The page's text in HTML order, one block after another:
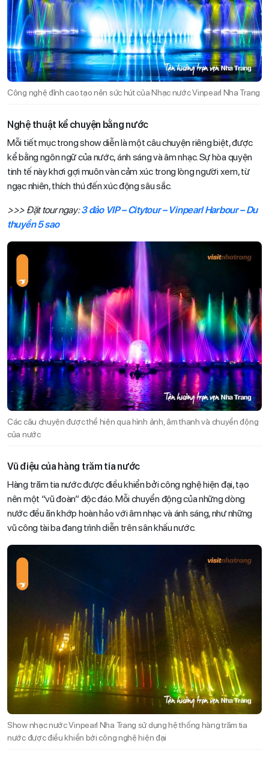
Công nghệ đỉnh cao tạo nên sức hút của Nhạc nước Vinpearl Nha Trang
Nghệ thuật kể chuyện bằng nước
Mỗi tiết mục trong show diễn là một câu chuyện riêng biệt, được
kể bằng ngôn ngữ của nước, ánh sáng và âm nhạc. Sự hòa quyện
tinh tế này khơi gợi muôn vàn cảm xúc trong lòng người xem, từ
ngạc nhiên, thích thú đến xúc động sâu sắc.
>>> Đặt tour ngay:3 đảo VIP – Citytour – Vinpearl Harbour – Du
thuyền 5 sao
Các câu chuyện được thể hiện qua hình ảnh, âm thanh và chuyển động
của nước
Vũ điệu của hàng trăm tia nước
Hàng trăm tia nước được điều khiển bởi công nghệ hiện đại, tạo
nên một “vũ đoàn” độc đáo. Mỗi chuyển động của những dòng
nước đều ăn khớp hoàn hảo với âm nhạc và ánh sáng, như những
vũ công tài ba đang trình diễn trên sân khấu nước.
Show nhạc nước Vinpearl Nha Trang sử dụng hệ thống hàng trăm tia
nước được điều khiển bởi công nghệ hiện đại